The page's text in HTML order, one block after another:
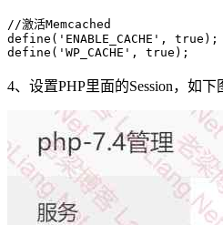
//激活Memcached
define('ENABLE_CACHE', true);
define('WP_CACHE', true);
4、设置PHP里面的Session，如下